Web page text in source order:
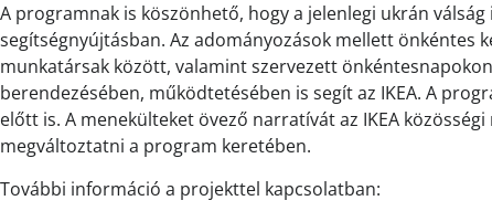
A programnak is köszönhető, hogy a jelenlegi ukrán
segítségnyújtásban. Az adományozások mellett önkéntes
munkatársak között, valamint szervezett
berendezésében, működtetésében is segít az IKEA. A
előtt is. A menekülteket övező narratívát az IKEA
megváltoztatni a program keretében.
További információ a projekttel kapcsolatban: